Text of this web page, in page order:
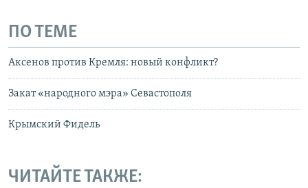
ПО ТЕМЕ
Аксенов против Кремля: новый конфликт?
Закат «народного мэра» Севастополя
Крымский Фидель
ЧИТАЙТЕ ТАКЖЕ: